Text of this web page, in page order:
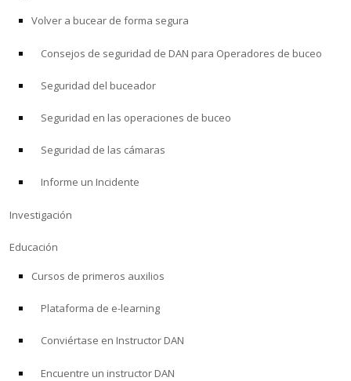
Tienda
Alert Diver
Volver a bucear de forma segura
Consejos de seguridad de DAN para Operadores de buceo
Seguridad del buceador
Seguridad en las operaciones de buceo
Seguridad de las cámaras
Informe un Incidente
Investigación
Educación
Cursos de primeros auxilios
Plataforma de e-learning
Conviértase en Instructor DAN
Encuentre un instructor DAN